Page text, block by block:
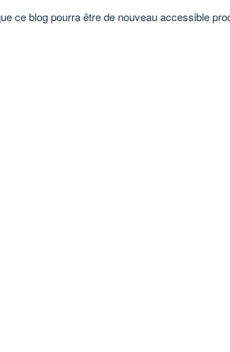
ce blog pourra être de nouveau accessible